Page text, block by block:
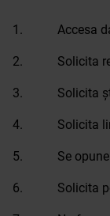
1. Accesa
2. Solicita
3. Solicita
4. Solicita
5. Se opune la
6. Solicita